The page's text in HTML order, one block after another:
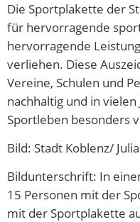
Die Sportplakette der
für hervorragende
hervorragende
verliehen. Diese
Vereine, Schulen und
nachhaltig und in
Sportleben besonders
Bild: Stadt Koblenz/
Bildunterschrift: In
15 Personen mit der
mit der Sportplakette